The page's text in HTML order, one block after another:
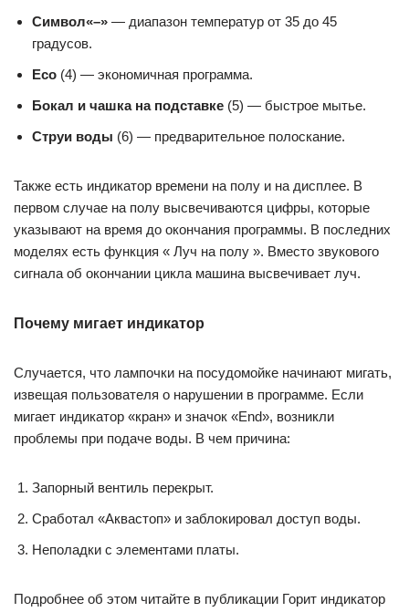
Символ«–» — диапазон температур от 35 до 45
градусов.
Eco (4) — экономичная программа.
Бокал и чашка на подставке (5) — быстрое мытье.
Струи воды (6) — предварительное полоскание.
Также есть индикатор времени на полу и на дисплее. В
первом случае на полу высвечиваются цифры, которые
указывают на время до окончания программы. В последних
моделях есть функция « Луч на полу ». Вместо звукового
сигнала об окончании цикла машина высвечивает луч.
Почему мигает индикатор
Случается, что лампочки на посудомойке начинают мигать,
извещая пользователя о нарушении в программе. Если
мигает индикатор «кран» и значок «End», возникли
проблемы при подаче воды. В чем причина:
Запорный вентиль перекрыт.
Сработал «Аквастоп» и заблокировал доступ воды.
Неполадки с элементами платы.
Подробнее об этом читайте в публикации Горит индикатор